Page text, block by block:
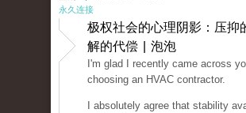
永久连接
极权社会的心理阴影：压抑
解的代偿 | 泡泡
I'm glad I recently came across
choosing an HVAC contractor.
I absolutely agree that stability